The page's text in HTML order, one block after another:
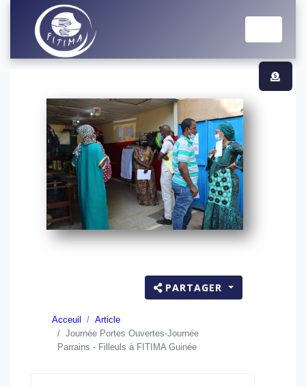
PARTAGER
Acceuil
Article
Journée Portes Ouvertes-Journée
Parrains - Filleuls à FITIMA Guinée